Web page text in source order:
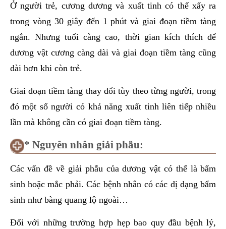
Ở người trẻ, cương dương và xuất tinh có thể xẩy ra
trong vòng 30 giây đến 1 phút và giai đoạn tiềm tàng
ngắn. Nhưng tuổi càng cao, thời gian kích thích để
dương vật cương càng dài và giai đoạn tiềm tàng cũng
dài hơn khi còn trẻ.
Giai đoạn tiềm tàng thay đổi tùy theo từng người, trong
đó một số người có khả năng xuất tinh liên tiếp nhiều
lần mà không cần có giai đoạn tiềm tàng.
* Nguyên nhân giải phẫu:
Các vấn đề về giải phẫu của dương vật có thể là bẩm
sinh hoặc mắc phải. Các bệnh nhân có các dị dạng bẩm
sinh như bàng quang lộ ngoài…
Đối với những trường hợp hẹp bao quy đầu bệnh lý,